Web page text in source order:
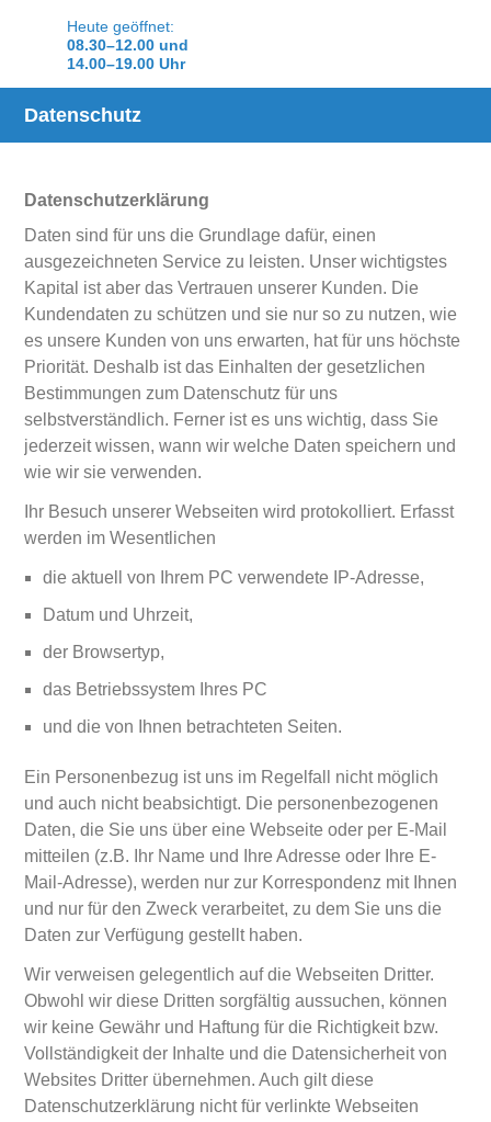
Heute geöffnet:
08.30–12.00 und
14.00–19.00 Uhr
Datenschutz
Datenschutzerklärung
Daten sind für uns die Grundlage dafür, einen
ausgezeichneten Service zu leisten. Unser wichtigstes
Kapital ist aber das Vertrauen unserer Kunden. Die
Kundendaten zu schützen und sie nur so zu nutzen, wie
es unsere Kunden von uns erwarten, hat für uns höchste
Priorität. Deshalb ist das Einhalten der gesetzlichen
Bestimmungen zum Datenschutz für uns
selbstverständlich. Ferner ist es uns wichtig, dass Sie
jederzeit wissen, wann wir welche Daten speichern und
wie wir sie verwenden.
Ihr Besuch unserer Webseiten wird protokolliert. Erfasst
werden im Wesentlichen
die aktuell von Ihrem PC verwendete IP-Adresse,
Datum und Uhrzeit,
der Browsertyp,
das Betriebssystem Ihres PC
und die von Ihnen betrachteten Seiten.
Ein Personenbezug ist uns im Regelfall nicht möglich
und auch nicht beabsichtigt. Die personenbezogenen
Daten, die Sie uns über eine Webseite oder per E-Mail
mitteilen (z.B. Ihr Name und Ihre Adresse oder Ihre E-
Mail-Adresse), werden nur zur Korrespondenz mit Ihnen
und nur für den Zweck verarbeitet, zu dem Sie uns die
Daten zur Verfügung gestellt haben.
Wir verweisen gelegentlich auf die Webseiten Dritter.
Obwohl wir diese Dritten sorgfältig aussuchen, können
wir keine Gewähr und Haftung für die Richtigkeit bzw.
Vollständigkeit der Inhalte und die Datensicherheit von
Websites Dritter übernehmen. Auch gilt diese
Datenschutzerklärung nicht für verlinkte Webseiten